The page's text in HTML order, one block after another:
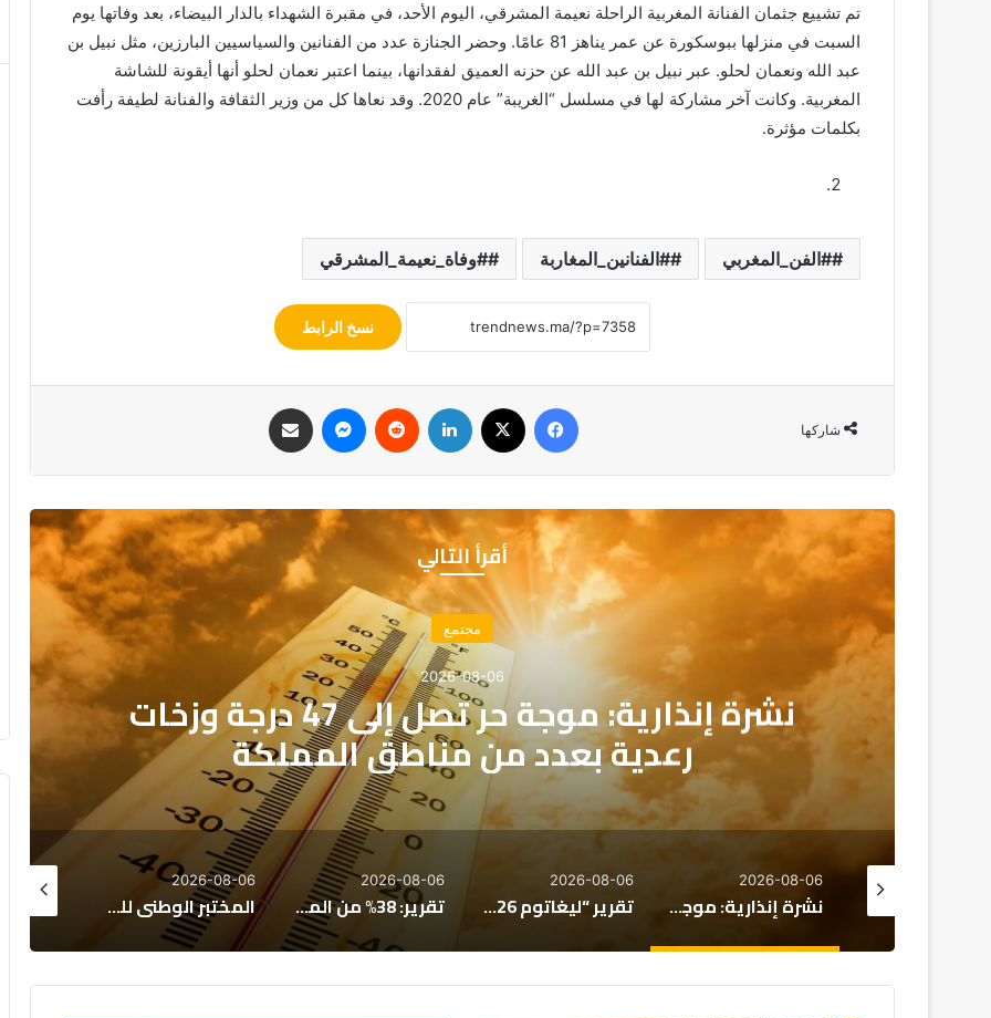
تم تشييع جثمان الفنانة المغربية الراحلة نعيمة المشرقي، اليوم الأحد، في مقبرة الشهداء بالدار البيضاء، بعد وفاتها يوم
السبت في منزلها ببوسكورة عن عمر يناهز 81 عامًا. وحضر الجنازة عدد من الفنانين والسياسيين البارزين، مثل نبيل بن
عبد الله ونعمان لحلو. عبر نبيل بن عبد الله عن حزنه العميق لفقدانها، بينما اعتبر نعمان لحلو أنها أيقونة للشاشة
المغربية. وكانت آخر مشاركة لها في مسلسل “الغريبة” عام 2020. وقد نعاها كل من وزير الثقافة والفنانة لطيفة رأفت
بكلمات مؤثرة.
#الفن_المغربي #الفنانين_المغاربة #وفاة_نعيمة_المشرقي
نسخ الرابط
شاركها
فيسبوك لينكدإن ماسنجر
أقرأ التالي
اقتصاد
2026-08-06
تقرير “ليغاتوم 2026”: المغرب يتقدم اقتصادياً لكن
تحديات التعليم والصحة تعرقل الازدهار
نشرة إنذارية: موجة حر تصل إلى 47 درجة وزخات رعدية بعدد من مناطق المملكة
2026-08-06
تقرير “ليغاتوم 2026”: المغرب يتقدم اقتصادياً لكن تحديات التعليم والصحة تعرقل الازدهار
2026-08-06
تقرير: 38% من المغاربة يخصصون أكثر من 40% من دخلهم لسداد القروض
2026-08-06
المختبر الوطني للشرطة العلمية بالمغرب يحصد اعترافًا عالميًا متجددًا
2026-08-06
المركز السينمائي المغربي يخصص ملياري درهم لدعم 40 مهرجاناً سينمائياً بالمملكة
08-05